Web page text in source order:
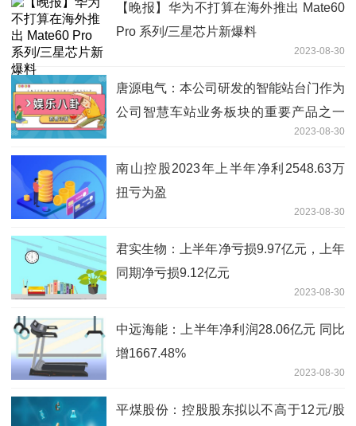
【晚报】华为不打算在海外推出 Mate60
Pro 系列/三星芯片新爆料
2023-08-30
唐源电气：本公司研发的智能站台门作为
公司智慧车站业务板块的重要产品之一
2023-08-30
南山控股2023年上半年净利2548.63万
扭亏为盈
2023-08-30
君实生物：上半年净亏损9.97亿元，上年
同期净亏损9.12亿元
2023-08-30
中远海能：上半年净利润28.06亿元 同比
增1667.48%
2023-08-30
平煤股份：控股股东拟以不高于12元/股